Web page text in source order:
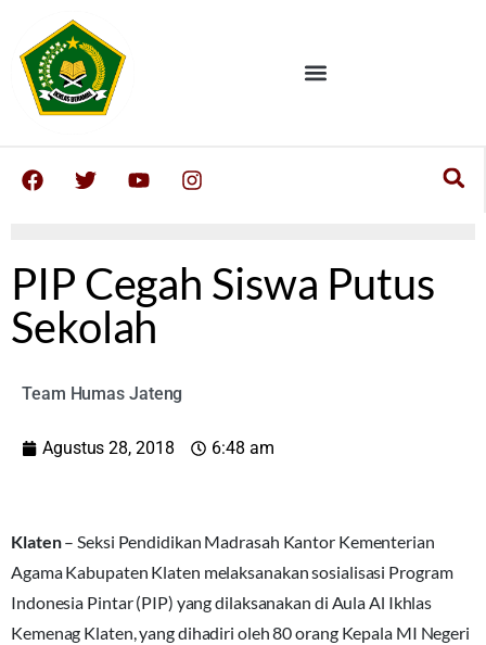
PIP Cegah Siswa Putus
Sekolah
Team Humas Jateng
Agustus 28, 2018 6:48 am
Klaten– Seksi Pendidikan Madrasah Kantor Kementerian
Agama Kabupaten Klaten melaksanakan sosialisasi Program
Indonesia Pintar (PIP) yang dilaksanakan di Aula Al Ikhlas
Kemenag Klaten, yang dihadiri oleh 80 orang Kepala MI Negeri